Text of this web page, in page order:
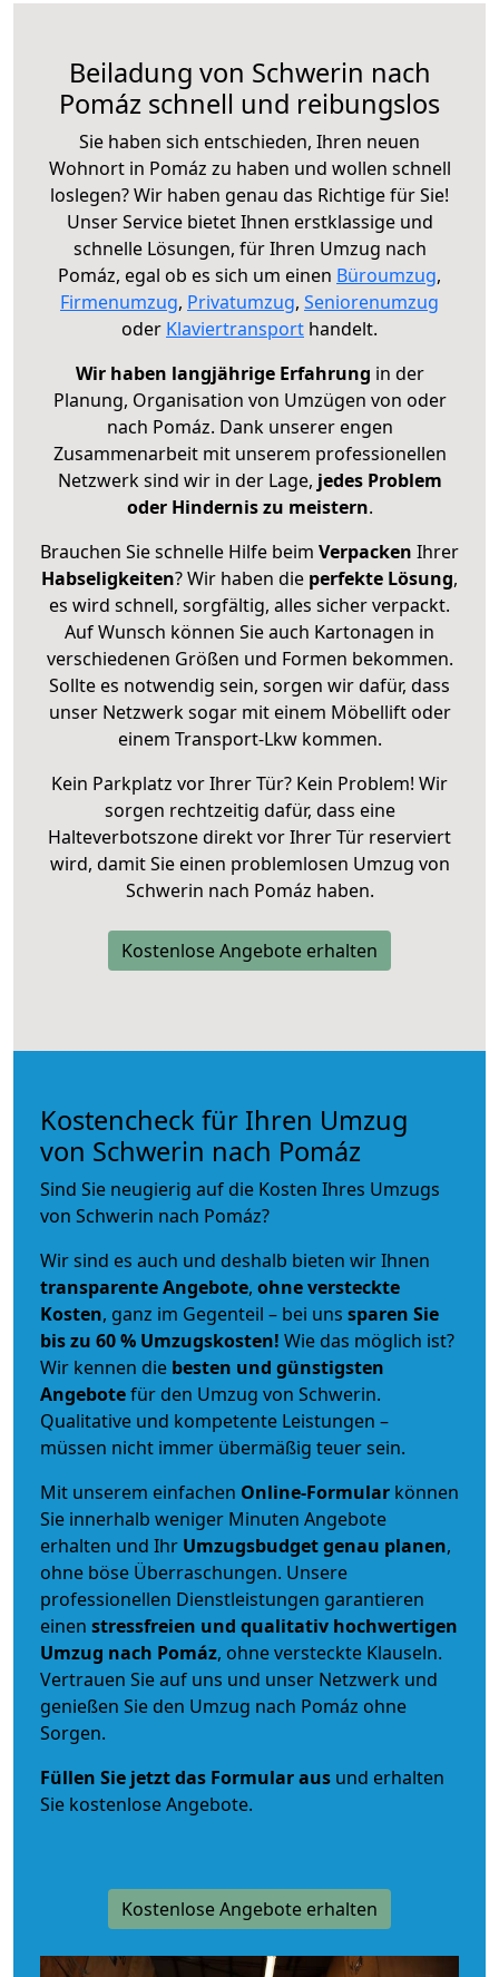
Beiladung von Schwerin nach
Pomáz schnell und reibungslos
Sie haben sich entschieden, Ihren neuen
Wohnort in Pomáz zu haben und wollen schnell
loslegen? Wir haben genau das Richtige für Sie!
Unser Service bietet Ihnen erstklassige und
schnelle Lösungen, für Ihren Umzug nach
Pomáz, egal ob es sich um einen Büroumzug,
Firmenumzug, Privatumzug, Seniorenumzug
oder Klaviertransport handelt.
Wir haben langjährige Erfahrung in der
Planung, Organisation von Umzügen von oder
nach Pomáz. Dank unserer engen
Zusammenarbeit mit unserem professionellen
Netzwerk sind wir in der Lage, jedes Problem
oder Hindernis zu meistern.
Brauchen Sie schnelle Hilfe beim Verpacken Ihrer
Habseligkeiten? Wir haben die perfekte Lösung,
es wird schnell, sorgfältig, alles sicher verpackt.
Auf Wunsch können Sie auch Kartonagen in
verschiedenen Größen und Formen bekommen.
Sollte es notwendig sein, sorgen wir dafür, dass
unser Netzwerk sogar mit einem Möbellift oder
einem Transport-Lkw kommen.
Kein Parkplatz vor Ihrer Tür? Kein Problem! Wir
sorgen rechtzeitig dafür, dass eine
Halteverbotszone direkt vor Ihrer Tür reserviert
wird, damit Sie einen problemlosen Umzug von
Schwerin nach Pomáz haben.
Kostenlose Angebote erhalten
Kostencheck für Ihren Umzug
von Schwerin nach Pomáz
Sind Sie neugierig auf die Kosten Ihres Umzugs
von Schwerin nach Pomáz?
Wir sind es auch und deshalb bieten wir Ihnen
transparente Angebote, ohne versteckte
Kosten, ganz im Gegenteil – bei uns sparen Sie
bis zu 60 % Umzugskosten! Wie das möglich ist?
Wir kennen die besten und günstigsten
Angebotefür den Umzug von Schwerin.
Qualitative und kompetente Leistungen –
müssen nicht immer übermäßig teuer sein.
Mit unserem einfachen Online-Formular können
Sie innerhalb weniger Minuten Angebote
erhalten und Ihr Umzugsbudgetgenau planen,
ohne böse Überraschungen. Unsere
professionellen Dienstleistungen garantieren
einen stressfreien und qualitativ hochwertigen
Umzug nach Pomáz, ohne versteckte Klauseln.
Vertrauen Sie auf uns und unser Netzwerk und
genießen Sie den Umzug nach Pomáz ohne
Sorgen.
Füllen Sie jetzt das Formular aus und erhalten
Sie kostenlose Angebote.
Kostenlose Angebote erhalten